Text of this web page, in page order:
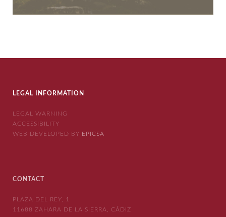
LEGAL INFORMATION
LEGAL WARNING
ACCESSIBILITY
WEB DEVELOPED BY EPICSA
CONTACT
PLAZA DEL REY, 1
11688 ZAHARA DE LA SIERRA, CÁDIZ